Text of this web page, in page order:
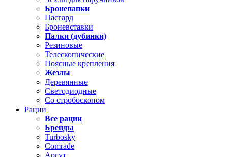
Бронепапки
Пасгард
Броневставки
Палки (дубинки)
Резиновые
Телескопические
Поясные крепления
Жезлы
Деревянные
Светодиодные
Со стробоскопом
Рации
Все рации
Бренды
Turbosky
Comrade
Аргут